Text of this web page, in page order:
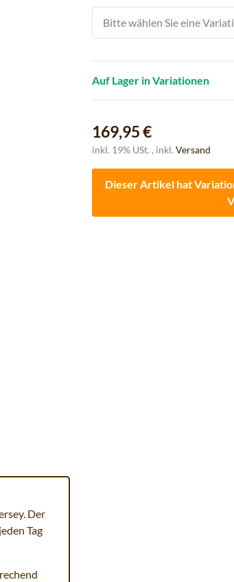
Bitte wählen Sie eine
Auf Lager in Variationen
169,95 €
inkl. 19% USt. , inkl.Versand
Dieser Artikel hat
Der
Tag